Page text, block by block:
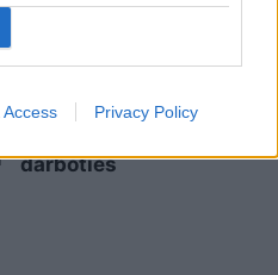
Access Privacy Policy
Pircējipie cenu zīmes
matemātika uz brīdi
darboties